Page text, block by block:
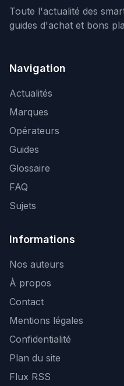
Toute l'actualité des
guides d'achat et bons
Navigation
Actualités
Marques
Opérateurs
Guides
Glossaire
FAQ
Sujets
Informations
Nos auteurs
À propos
Contact
Mentions légales
Confidentialité
Plan du site
Flux RSS